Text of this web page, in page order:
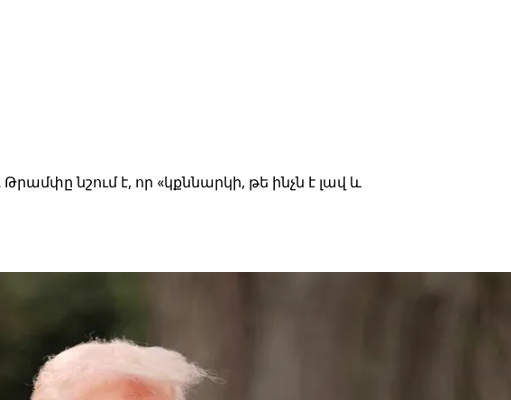
նշում է, որ «կքննարկի, թե ինչն է լավ և